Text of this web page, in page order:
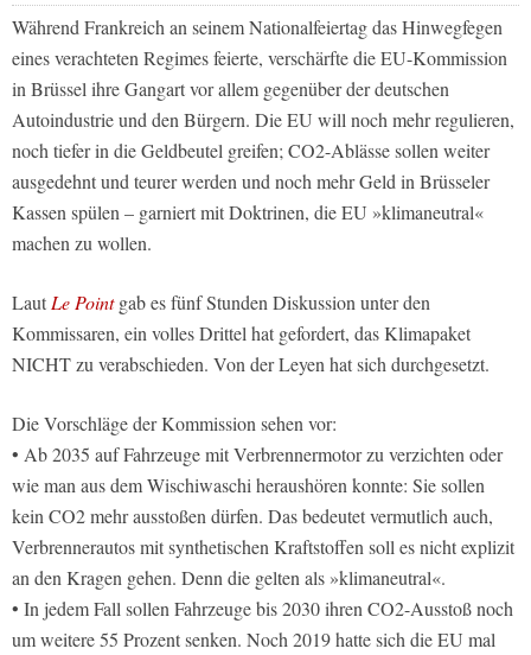
Während Frankreich an seinem Nationalfeiertag das Hinwegfegen
eines verachteten Regimes feierte, verschärfte die EU-Kommission
in Brüssel ihre Gangart vor allem gegenüber der deutschen
Autoindustrie und den Bürgern. Die EU will noch mehr regulieren,
noch tiefer in die Geldbeutel greifen; CO2-Ablässe sollen weiter
ausgedehnt und teurer werden und noch mehr Geld in Brüsseler
Kassen spülen – garniert mit Doktrinen, die EU »klimaneutral«
machen zu wollen.
Laut Le Pointgab es fünf Stunden Diskussion unter den
Kommissaren, ein volles Drittel hat gefordert, das Klimapaket
NICHT zu verabschieden. Von der Leyen hat sich durchgesetzt.
Die Vorschläge der Kommission sehen vor:
• Ab 2035 auf Fahrzeuge mit Verbrennermotor zu verzichten oder
wie man aus dem Wischiwaschi heraushören konnte: Sie sollen
kein CO2 mehr ausstoßen dürfen. Das bedeutet vermutlich auch,
Verbrennerautos mit synthetischen Kraftstoffen soll es nicht explizit
an den Kragen gehen. Denn die gelten als »klimaneutral«.
• In jedem Fall sollen Fahrzeuge bis 2030 ihren CO2-Ausstoß noch
um weitere 55 Prozent senken. Noch 2019 hatte sich die EU mal